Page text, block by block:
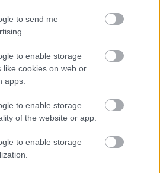
to send me
to enable storage
like cookies on web or
apps.
to enable storage
of the website or app.
to enable storage